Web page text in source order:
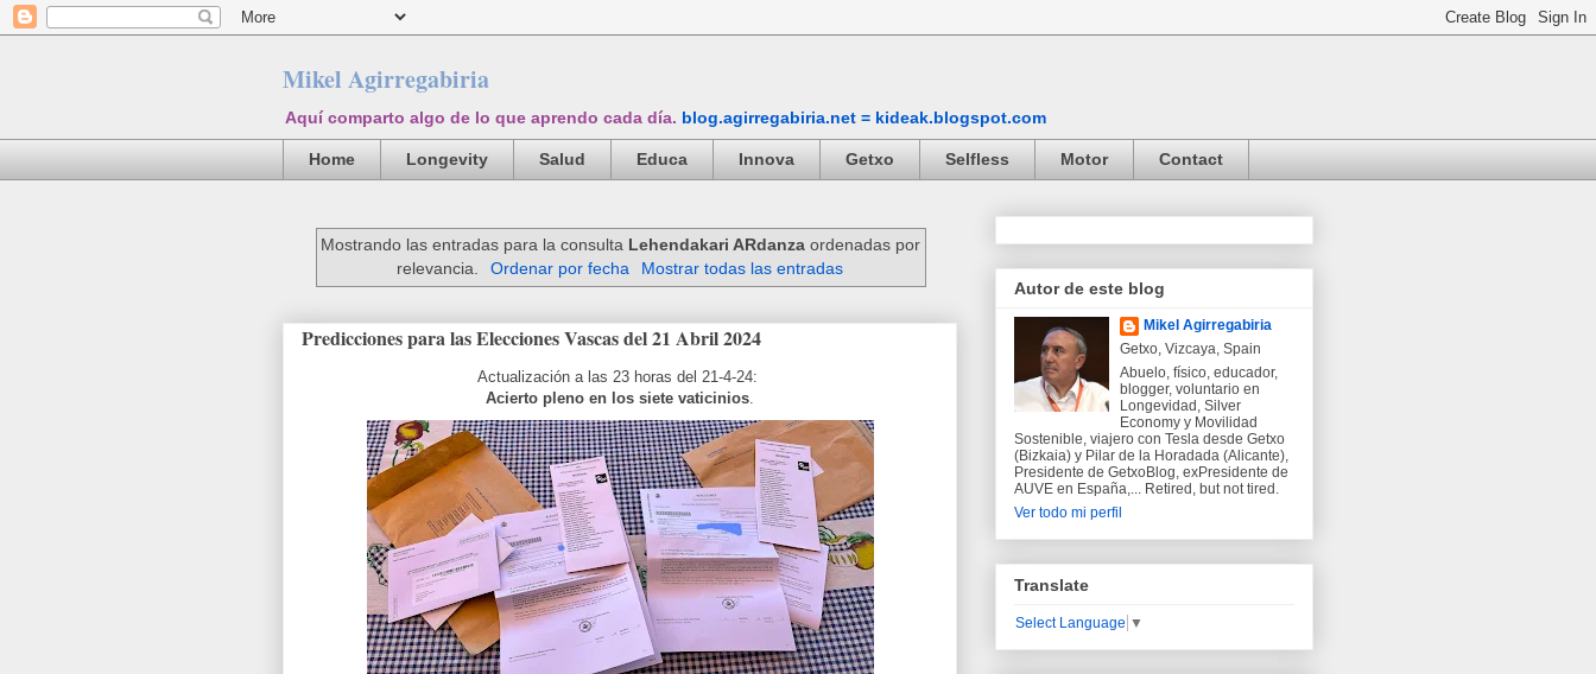
Mikel Agirregabiria
Aquí comparto algo de lo que aprendo cada día. blog.agirregabiria.net = kideak.blogspot.com
Home Longevity Salud Educa Innova Getxo Selfless Motor Contact
Mostrando las entradas para la consulta Lehendakari ARdanzaordenadas por
relevancia.
Ordenar por fecha Mostrar todas las entradas
Predicciones para las Elecciones Vascas del 21 Abril 2024
Actualización a las 23 horas del 21-4-24:
Acierto pleno en los siete vaticinios.
Autor de este blog
Mikel Agirregabiria
Getxo, Vizcaya, Spain
Abuelo, físico, educador,
blogger, voluntario en
Longevidad, Silver
Economy y Movilidad
Sostenible, viajero con Tesla desde Getxo
(Bizkaia) y Pilar de la Horadada (Alicante),
Presidente de GetxoBlog, exPresidente de
AUVE en España,... Retired, but not tired.
Ver todo mi perfil
Translate
Select Language ▼